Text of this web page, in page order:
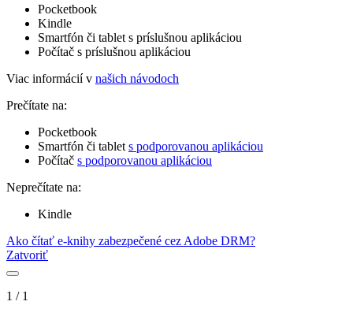
Pocketbook
Kindle
Smartfón či tablet s príslušnou aplikáciou
Počítač s príslušnou aplikáciou
Viac informácií v našich návodoch
Prečítate na:
Pocketbook
Smartfón či tablet s podporovanou aplikáciou
Počítač s podporovanou aplikáciou
Neprečítate na:
Kindle
Ako čítať e-knihy zabezpečené cez Adobe DRM?
Zatvoriť
1 / 1